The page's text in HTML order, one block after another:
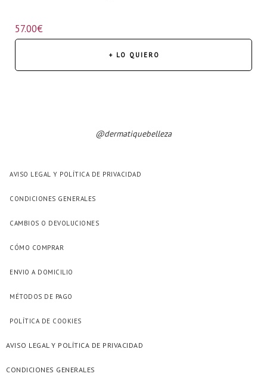
57.00€
+ LO QUIERO
@dermatiquebelleza
AVISO LEGAL Y POLÍTICA DE PRIVACIDAD
CONDICIONES GENERALES
CAMBIOS O DEVOLUCIONES
CÓMO COMPRAR
ENVIO A DOMICILIO
MÉTODOS DE PAGO
POLÍTICA DE COOKIES
AVISO LEGAL Y POLÍTICA DE PRIVACIDAD
CONDICIONES GENERALES